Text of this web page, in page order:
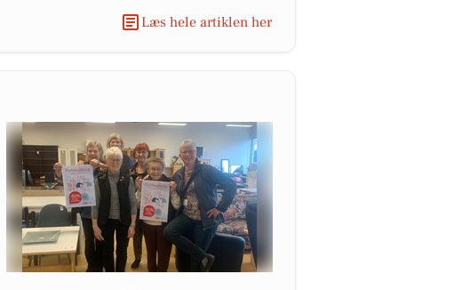
Læs hele artiklen her